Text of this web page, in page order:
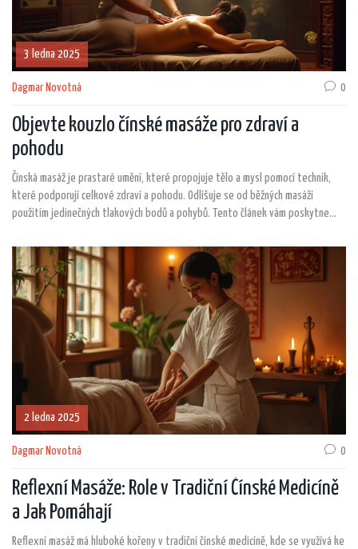
3 ledna 2025
Dagmar Novotná 0
Objevte kouzlo čínské masáže pro zdraví a
pohodu
Čínská masáž je prastaré umění, které propojuje tělo a mysl pomocí technik,
které podporují celkové zdraví a pohodu. Odlišuje se od běžných masáží
použitím jedinečných tlakových bodů a pohybů. Tento článek vám poskytne
způsobech, jak ji začlenit do svého každodenního života. Zkuste něco nového a
objevte účinky, které mohou pomoci ulevit od stresu, zlepšit průtok energie a
podpořit celkové tělesné zdraví.
2 ledna 2025
Dagmar Novotná 0
Reflexní Masáže: Role v Tradiční Čínské Medicíně
a Jak Pomáhají
Reflexní masáž má hluboké kořeny v tradiční čínské medicíně, kde se využívá ke